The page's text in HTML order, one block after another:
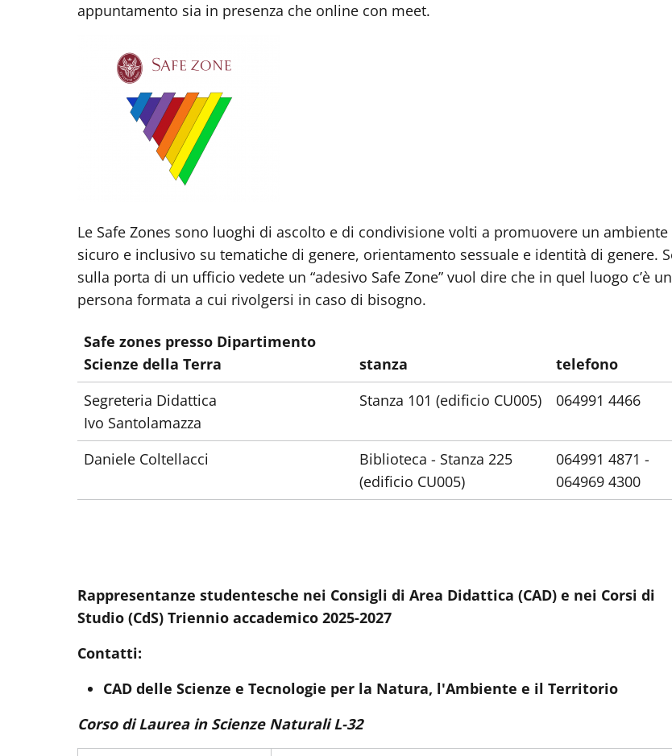
appuntamento sia in presenza che online con meet.
Le Safe Zones sono luoghi di ascolto e di condivisione volti a promuovere un ambiente
sicuro e inclusivo su tematiche di genere, orientamento sessuale e identità di genere.
sulla porta di un ufficio vedete un “adesivo Safe Zone” vuol dire che in quel luogo c’è
persona formata a cui rivolgersi in caso di bisogno.
Safe zones presso Dipartimento
Scienze della Terra
stanza
telefono
Segreteria Didattica
Ivo Santolamazza
Stanza 101 (edificio CU005) 064991 4466
Daniele Coltellacci
Biblioteca - Stanza 225
(edificio CU005)
064991 4871 -
064969 4300
Rappresentanze studentesche nei Consigli di Area Didattica (CAD) e nei Corsi di
Studio (CdS) Triennio accademico 2025-2027
Contatti:
CAD delle Scienze e Tecnologie per la Natura, l'Ambiente e il Territorio
Corso di Laurea in Scienze Naturali L-32